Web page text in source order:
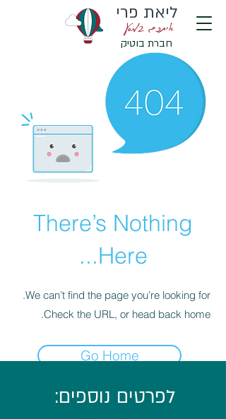
איתכם במסע
ליאת פרי
חברת בוטיק
There’s Nothing
Here...
We can’t find the page you’re looking for.
Check the URL, or head back home.
Go Home
לפרטים נוספים: